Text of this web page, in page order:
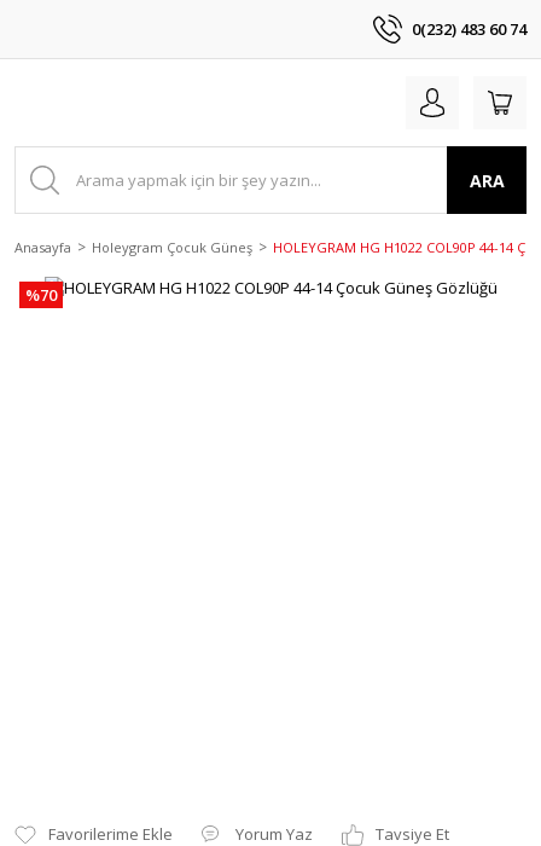
0(232) 483 60 74
ARA
Anasayfa Holeygram Çocuk Güneş HOLEYGRAM HG H1022 COL90P 44-14
%70
Yorum Yaz
Tavsiye Et